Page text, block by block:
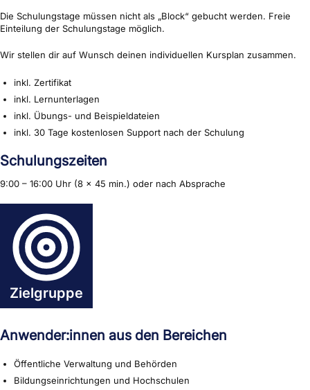
Die Schulungstage müssen nicht als „Block“ gebucht werden. Freie
Einteilung der Schulungstage möglich.
Wir stellen dir auf Wunsch deinen individuellen Kursplan zusammen.
inkl. Zertifikat
inkl. Lernunterlagen
inkl. Übungs- und Beispieldateien
inkl. 30 Tage kostenlosen Support nach der Schulung
Schulungszeiten
9:00 – 16:00 Uhr (8 × 45 min.) oder nach Absprache
Zielgruppe
Anwender:innen aus den Bereichen
Öffentliche Verwaltung und Behörden
Bildungseinrichtungen und Hochschulen